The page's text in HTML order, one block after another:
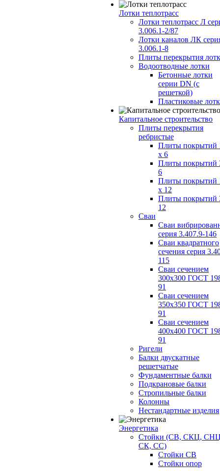
Лотки теплотрасс
Лотки теплотрасс Л
3.006.1-2/87
Лотки каналов ЛК
3.006.1-8
Плиты перекрытия
Водоотводные лотки
Бетонные лотки
серии DN (с
решеткой)
Пластиковые
Капитальное строительство
Плиты перекрытия
ребристые
Плиты покрытий
x 6
Плиты покрытий
6
Плиты покрытий
x 12
Плиты покрытий
12
Сваи
Сваи
серия 3.407.9-146
Сваи квадратного
сечения серия
115
Сваи сечением
300х300 ГОСТ
91
Сваи сечением
350х350 ГОСТ
91
Сваи сечением
400х400 ГОСТ
91
Ригели
Балки двускатные
решетчатые
Фундаментные балки
Подкрановые балки
Стропильные балки
Колонны
Нестандартные изделия
Энергетика
Стойки (СВ, СКЦ,
СК, СС)
Стойки СВ
Стойки опор